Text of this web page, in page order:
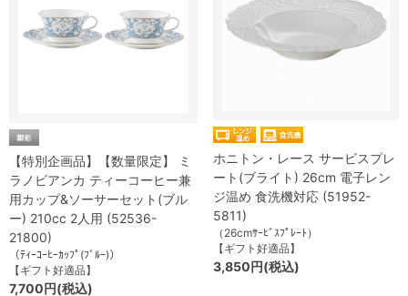
【特別企画品】【数量限定】 ミ
ラノビアンカ ティーコーヒー兼
用カップ&ソーサーセット(ブル
ー) 210cc 2人用 (52536-
21800)
（ﾃｨｰｺｰﾋｰｶｯﾌﾟ(ﾌﾞﾙｰ)）
【ギフト好適品】
7,700円(税込)
ホニトン・レース サービスプレ
ート(ブライト) 26cm 電子レン
ジ温め 食洗機対応 (51952-
5811)
（26cmｻｰﾋﾞｽﾌﾟﾚｰﾄ）
【ギフト好適品】
3,850円(税込)